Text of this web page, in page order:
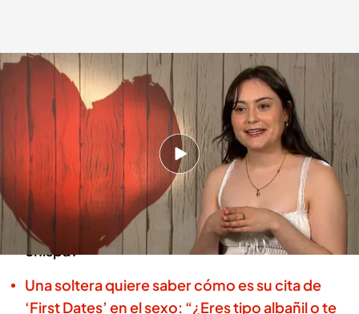
La cita de Vincent y Lydia
First Dates
19 FEB 2025 - 23:50h.
Vincent llega desde Australia a 'First Dates' en
busca del amor
Nuestro soltero cenará con Lydia ¿surgirá la
chispa?
Una soltera quiere saber cómo es su cita de
‘First Dates’ en el sexo: “¿Eres tipo albañil o te